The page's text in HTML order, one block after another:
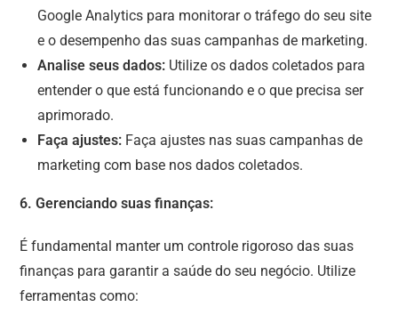
Google Analytics para monitorar o tráfego do seu site
e o desempenho das suas campanhas de marketing.
Analise seus dados: Utilize os dados coletados para
entender o que está funcionando e o que precisa ser
aprimorado.
Faça ajustes: Faça ajustes nas suas campanhas de
marketing com base nos dados coletados.
6. Gerenciando suas finanças:
É fundamental manter um controle rigoroso das suas
finanças para garantir a saúde do seu negócio. Utilize
ferramentas como: